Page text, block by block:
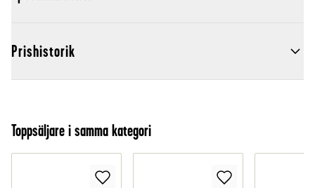
Prishistorik
Toppsäljare i samma kategori